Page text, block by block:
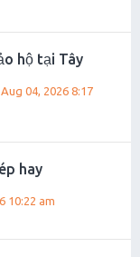
hộ tại Tây
04, 2026 8:17
hay
10:22 am